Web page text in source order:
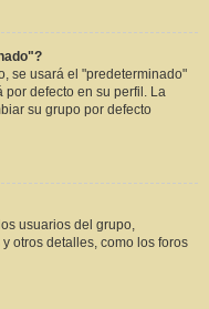
se usará el "predeterminado"
por defecto en su perfil. La
su grupo por defecto
usuarios del grupo,
otros detalles, como los foros